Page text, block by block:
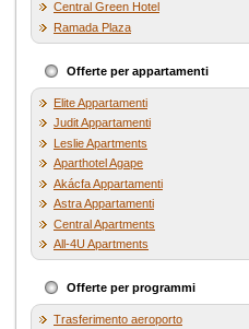
Central Green Hotel
Ramada Plaza
Offerte per appartamenti
Elite Appartamenti
Judit Appartamenti
Leslie Apartments
Aparthotel Agape
Akácfa Appartamenti
Astra Appartamenti
Central Apartments
All-4U Apartments
Offerte per programmi
Trasferimento aeroporto